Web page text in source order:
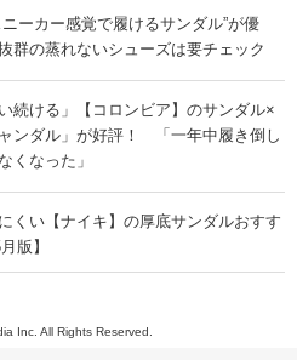
ーカー感覚で履けるサンダル”が優
の蒸れないシューズは要チェック
続ける」【コロンビア】のサンダル×
ンダル」が好評！ 「一年中履き倒し
くなった」
くい【ナイキ】の厚底サンダルおすす
版】
Inc. All Rights Reserved.